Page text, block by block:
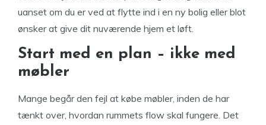
uanset om du er ved at flytte ind i en ny bolig eller blot
ønsker at give dit nuværende hjem et løft.
Start med en plan – ikke med
møbler
Mange begår den fejl at købe møbler, inden de har
tænkt over, hvordan rummets flow skal fungere. Det